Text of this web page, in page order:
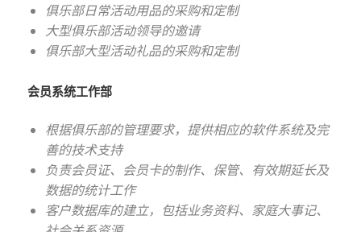
俱乐部日常活动用品的采购和定制
大型俱乐部活动领导的邀请
俱乐部大型活动礼品的采购和定制
会员系统工作部
根据俱乐部的管理要求，提供相应的软件系统及完
善的技术支持
负责会员证、会员卡的制作、保管、有效期延长及
数据的统计工作
客户数据库的建立，包括业务资料、家庭大事记、